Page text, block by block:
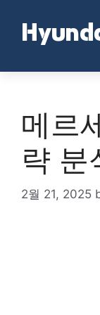
content
메르
략 분
2월 21, 2025